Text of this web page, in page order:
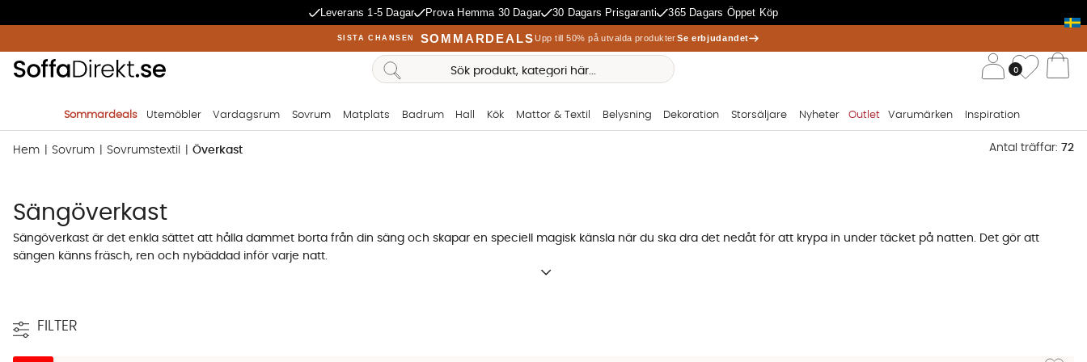
Leverans 1-5 Dagar Prova Hemma 30 Dagar 30 Dagars Prisgaranti 365 Dagars Öppet Köp
SISTA CHANSEN SOMMARDEALSUpp till 50% på utvalda produkterSe erbjudandet
0
Sommardeals Utemöbler Vardagsrum Sovrum Matplats Badrum Hall Kök Mattor & Textil Belysning Dekoration Storsäljare Nyheter Outlet Varumärken Inspiration
Hem Sovrum Sovrumstextil Överkast Antal träffar: 72
Sängöverkast
Sängöverkast är det enkla sättet att hålla dammet borta från din säng och skapar en speciell magisk känsla när du ska dra det nedåt för att krypa in under täcket på natten. Det gör att
sängen känns fräsch, ren och nybäddad inför varje natt.
Mät fallet på överkastet inför val av storlek
FILTER
Lägg till